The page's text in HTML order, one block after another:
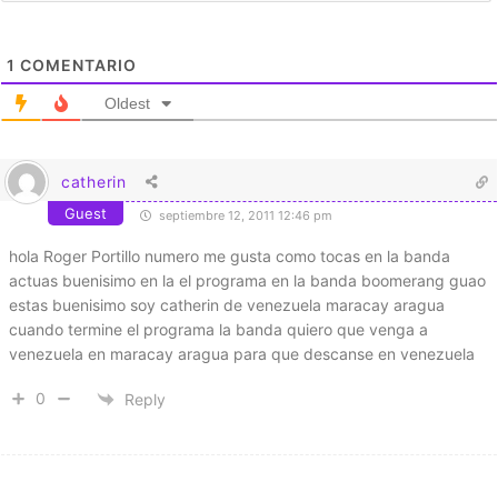
1 COMENTARIO
Oldest
catherin
Guest septiembre 12, 2011 12:46 pm
hola Roger Portillo numero me gusta como tocas en la banda
actuas buenisimo en la el programa en la banda boomerang guao
estas buenisimo soy catherin de venezuela maracay aragua
cuando termine el programa la banda quiero que venga a
venezuela en maracay aragua para que descanse en venezuela
0 Reply